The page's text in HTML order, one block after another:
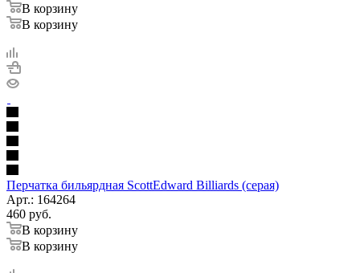
В корзину
В корзину
Перчатка бильярдная ScottEdward Billiards (серая)
Арт.: 164264
460 руб.
В корзину
В корзину